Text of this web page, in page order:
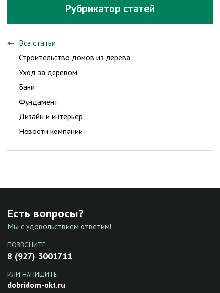
Рубрикатор статей
Все статьи
Строительство домов из дерева
Уход за деревом
Бани
Фундамент
Дизайн и интерьер
Новости компании
Есть вопросы?
Мы с удовольствием ответим!
ПОЗВОНИТЕ
8 (927) 3001711
ИЛИ НАПИШИТЕ
dobridom-okt.ru